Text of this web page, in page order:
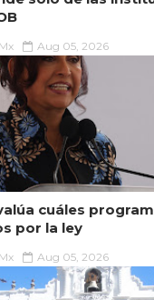
Aug 05, 2026
cuáles
por la ley
Aug 05, 2026